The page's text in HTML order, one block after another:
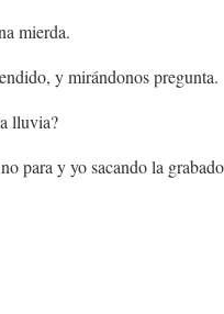
mierda.
y mirándonos pregunta.
lluvia?
para y yo sacando la